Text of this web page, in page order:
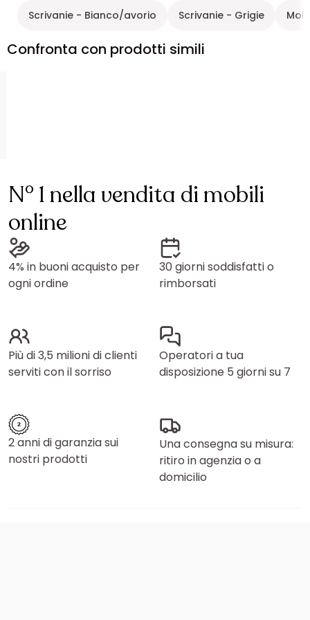
Scrivanie - Bianco/avorio Scrivanie - Grigie
Confronta con prodotti simili
N° 1 nella vendita di mobili
online
4% in buoni acquisto per
ogni ordine
30 giorni soddisfatti o
rimborsati
Più di 3,5 milioni di clienti
serviti con il sorriso
Operatori a tua
disposizione 5 giorni su 7
2 anni di garanzia sui
nostri prodotti
Una consegna su misura:
ritiro in agenzia o a
domicilio